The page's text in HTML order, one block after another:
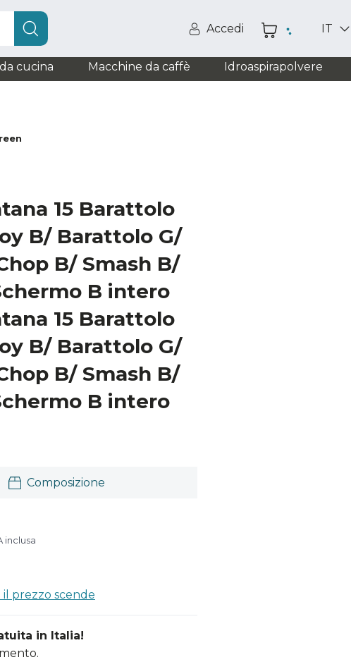
Accedi IT
cucina Macchine da caffè Idroaspirapolvere
15 Barattolo
B/ Barattolo G/
B/ Smash B/
B intero
15 Barattolo
B/ Barattolo G/
B/ Smash B/
B intero
Composizione
inclusa
il prezzo scende
in Italia!